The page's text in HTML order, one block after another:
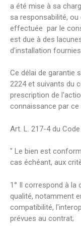
a été mise à sa
sa responsabilité,
effectuée par le
est due à des
d'installation
Ce délai de garantie
2224 et suivants du
prescription de
connaissance par
Art. L. 217-4 du
" Le bien est
cas échéant, aux
1° Il correspond à la
qualité, notamment
compatibilité,
prévues au contrat;